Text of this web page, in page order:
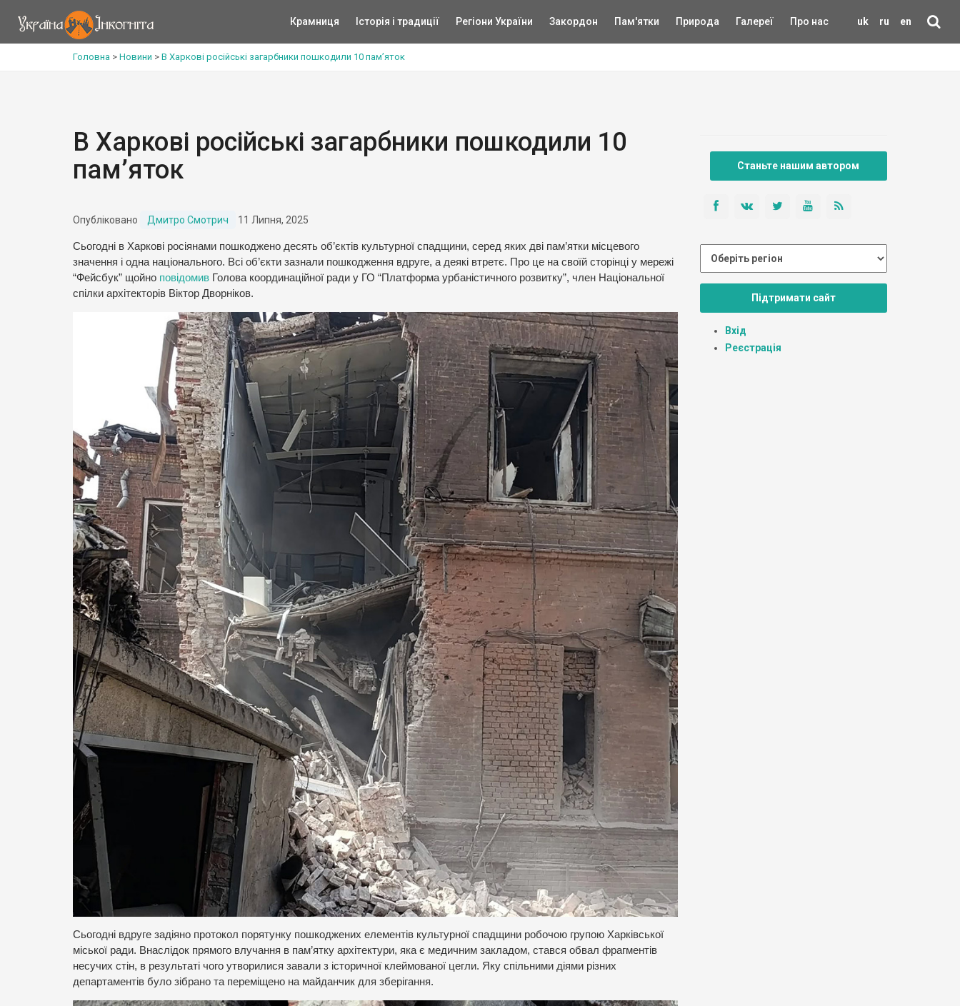
uk ru en
Крамниця Історія і традиції Регіони України Закордон Пам'ятки Природа Галереї Про нас
Головна > Новини > В Харкові російські загарбники пошкодили 10 пам’яток
В Харкові російські загарбники пошкодили 10
пам’яток
Опубліковано Дмитро Смотрич 11 Липня, 2025
Сьогодні в Харкові росіянами пошкоджено десять об’єктів культурної спадщини, серед яких дві пам’ятки місцевого
значення і одна національного. Всі об’єкти зазнали пошкодження вдруге, а деякі втретє. Про це на своїй сторінці у мережі
“Фейсбук” щойно повідомив Голова координаційної ради у ГО “Платформа урбаністичного розвитку”, член Національної
спілки архітекторів Віктор Дворніков.
Сьогодні вдруге задіяно протокол порятунку пошкоджених елементів культурної спадщини робочою групою Харківської
міської ради. Внаслідок прямого влучання в пам’ятку архітектури, яка є медичним закладом, стався обвал фрагментів
несучих стін, в результаті чого утворилися завали з історичної клеймованої цегли. Яку спільними діями різних
департаментів було зібрано та переміщено на майданчик для зберігання.
Станьте нашим автором
Підтримати сайт
Вхід
Реєстрація